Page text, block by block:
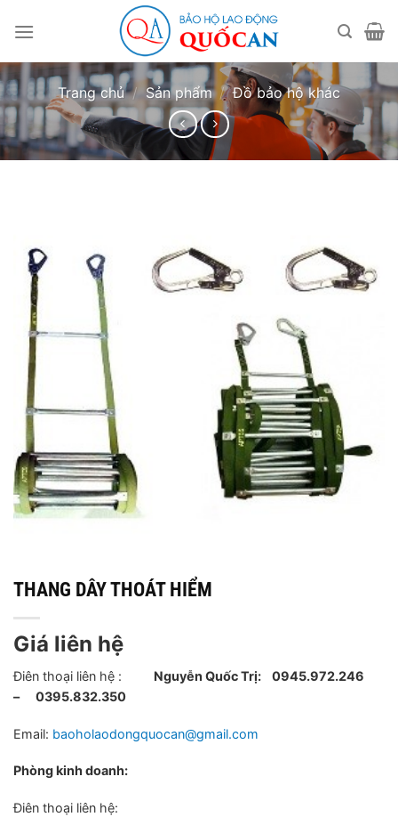
qua
dung
Trang chủ / Sản phẩm / Đồ bảo hộ khác
THANG DÂY THOÁT HIỂM
Giá liên hệ
Điên thoại liên hệ : Nguyễn Quốc Trị: 0945.972.246
– 0395.832.350
Email: baoholaodongquocan@gmail.com
Phòng kinh doanh:
Điên thoại liên hệ: